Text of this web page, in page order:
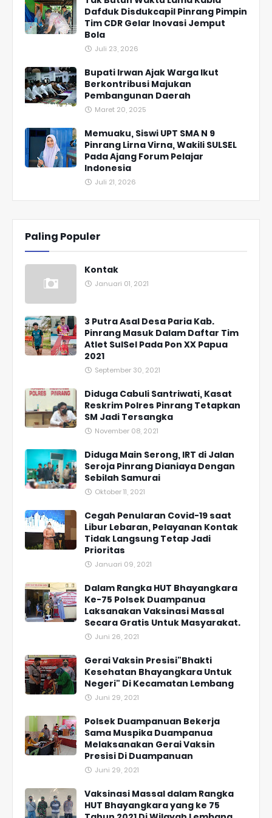
Dafduk Disdukcapil Pinrang Pimpin
Tim CDR Gelar Inovasi Jemput
Bola
Juli 23, 2026
Bupati Irwan Ajak Warga Ikut
Berkontribusi Majukan
Pembangunan Daerah
Maret 20, 2025
Memuaku, Siswi UPT SMA N 9
Pinrang Lirna Virna, Wakili SULSEL
Pada Ajang Forum Pelajar
Indonesia
Juli 21, 2026
Paling Populer
Kontak
Januari 01, 2021
3 Putra Asal Desa Paria Kab.
Pinrang Masuk Dalam Daftar Tim
Atlet SulSel Pada Pon XX Papua
2021
September 30, 2021
Diduga Cabuli Santriwati, Kasat
Reskrim Polres Pinrang Tetapkan
SM Jadi Tersangka
November 08, 2021
Diduga Main Serong, IRT di Jalan
Seroja Pinrang Dianiaya Dengan
Sebilah Samurai
Oktober 11, 2021
Cegah Penularan Covid-19 saat
Libur Lebaran, Pelayanan Kontak
Tidak Langsung Tetap Jadi
Prioritas
Januari 09, 2021
Dalam Rangka HUT Bhayangkara
Ke-75 Polsek Duampanua
Laksanakan Vaksinasi Massal
Secara Gratis Untuk Masyarakat.
Juni 26, 2021
Gerai Vaksin Presisi"Bhakti
Kesehatan Bhayangkara Untuk
Negeri" Di Kecamatan Lembang
Juni 29, 2021
Polsek Duampanuan Bekerja
Sama Muspika Duampanua
Melaksanakan Gerai Vaksin
Presisi Di Duampanuan
Juni 29, 2021
Vaksinasi Massal dalam Rangka
HUT Bhayangkara yang ke 75